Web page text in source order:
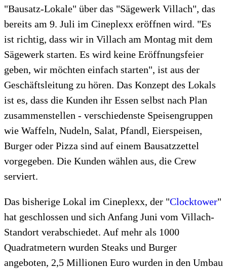
"Bausatz-Lokale" über das "Sägewerk Villach", das
bereits am 9. Juli im Cineplexx eröffnen wird. "Es
ist richtig, dass wir in Villach am Montag mit dem
Sägewerk starten. Es wird keine Eröffnungsfeier
geben, wir möchten einfach starten", ist aus der
Geschäftsleitung zu hören. Das Konzept des Lokals
ist es, dass die Kunden ihr Essen selbst nach Plan
zusammenstellen - verschiedenste Speisengruppen
wie Waffeln, Nudeln, Salat, Pfandl, Eierspeisen,
Burger oder Pizza sind auf einem Bausatzzettel
vorgegeben. Die Kunden wählen aus, die Crew
serviert.
Das bisherige Lokal im Cineplexx, der "Clocktower"
hat geschlossen und sich Anfang Juni vom Villach-
Standort verabschiedet. Auf mehr als 1000
Quadratmetern wurden Steaks und Burger
angeboten, 2,5 Millionen Euro wurden in den Umbau